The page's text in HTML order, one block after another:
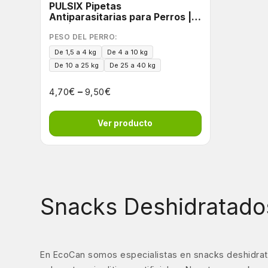
PULSIX Pipetas
Antiparasitarias para Perros |
Acción 6 en 1
PESO DEL PERRO:
De 1,5 a 4 kg
De 4 a 10 kg
De 10 a 25 kg
De 25 a 40 kg
4,70€ – 9,50€
Ver producto
Snacks
En EcoCan somos especialistas en snacks